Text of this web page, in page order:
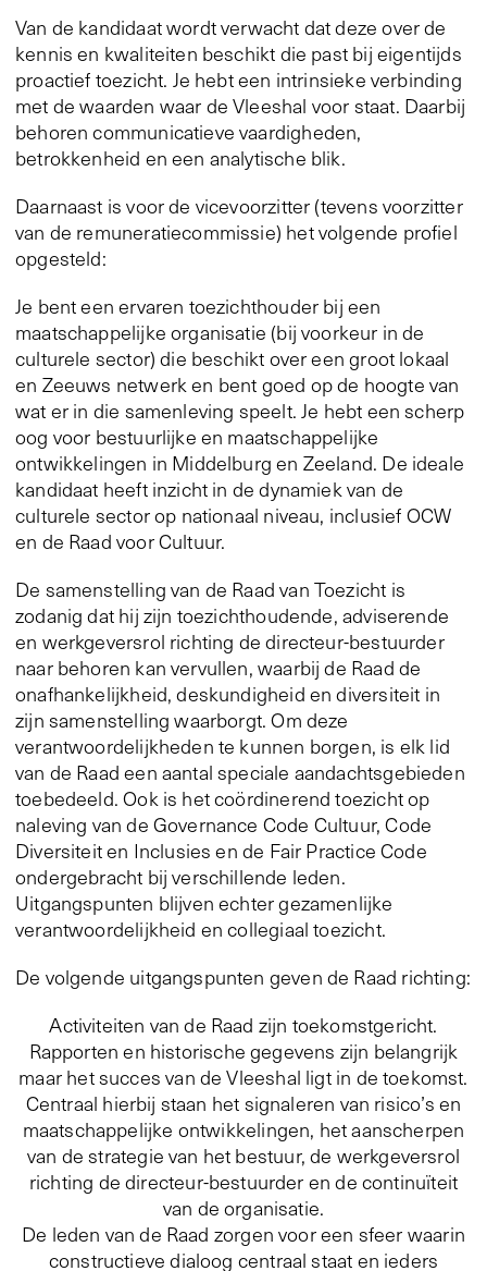
Van de kandidaat wordt verwacht dat deze over de
kennis en kwaliteiten beschikt die past bij eigentijds
proactief toezicht. Je hebt een intrinsieke verbinding
met de waarden waar de Vleeshal voor staat. Daarbij
behoren communicatieve vaardigheden,
betrokkenheid en een analytische blik.
Daarnaast is voor de vicevoorzitter (tevens voorzitter
van de remuneratiecommissie) het volgende profiel
opgesteld:
Je bent een ervaren toezichthouder bij een
maatschappelijke organisatie (bij voorkeur in de
culturele sector) die beschikt over een groot lokaal
en Zeeuws netwerk en bent goed op de hoogte van
wat er in die samenleving speelt. Je hebt een scherp
oog voor bestuurlijke en maatschappelijke
ontwikkelingen in Middelburg en Zeeland. De ideale
kandidaat heeft inzicht in de dynamiek van de
culturele sector op nationaal niveau, inclusief OCW
en de Raad voor Cultuur.
De samenstelling van de Raad van Toezicht is
zodanig dat hij zijn toezichthoudende, adviserende
en werkgeversrol richting de directeur-bestuurder
naar behoren kan vervullen, waarbij de Raad de
onafhankelijkheid, deskundigheid en diversiteit in
zijn samenstelling waarborgt. Om deze
verantwoordelijkheden te kunnen borgen, is elk lid
van de Raad een aantal speciale aandachtsgebieden
toebedeeld. Ook is het coördinerend toezicht op
naleving van de Governance Code Cultuur, Code
Diversiteit en Inclusies en de Fair Practice Code
ondergebracht bij verschillende leden.
Uitgangspunten blijven echter gezamenlijke
verantwoordelijkheid en collegiaal toezicht.
De volgende uitgangspunten geven de Raad richting:
Activiteiten van de Raad zijn toekomstgericht.
Rapporten en historische gegevens zijn belangrijk
maar het succes van de Vleeshal ligt in de toekomst.
Centraal hierbij staan het signaleren van risico’s en
maatschappelijke ontwikkelingen, het aanscherpen
van de strategie van het bestuur, de werkgeversrol
richting de directeur-bestuurder en de continuïteit
van de organisatie.
De leden van de Raad zorgen voor een sfeer waarin
constructieve dialoog centraal staat en ieders